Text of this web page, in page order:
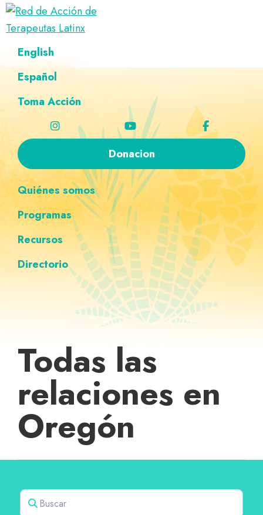
Saltar
navegación
principal
Ir
al
principal
Saltar
al
página
Saltar
navegación
personalizada
Red
de
Acción
de
Latinx
Directorio
terapeutas
Latinx
English
Español
Toma Acción
Donacion
Quiénes somos
Programas
Recursos
Directorio
Todas las
relaciones en
Oregón
Buscar